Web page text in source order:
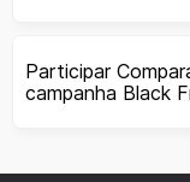
Participar
campanha Black